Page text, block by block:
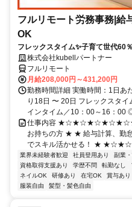
フルリモート労務事務|給
OK
フレックスタイム✨子育て世代60
株式会社kubellパートナー
フルリモート
月給208,000円～431,200円
勤務時間詳細 実働時間：1日あ
り18日 〜 20日 フレックスタ
インタイム／10：00～16：00
仕事内容
お持ちの方 ★ ★ 給与計算、勤
でスキル活かせる！ ★
業界未経験者歓迎 社員登用あり 副業
資格取得支援あり
学歴不問 転勤なし
ネイルOK
研修あり 在宅OK 賞与あり
服装自由
髪型・髪色自由